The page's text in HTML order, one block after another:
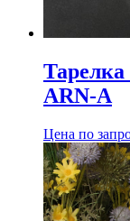
ARN-A
Цена по